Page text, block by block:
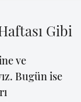
Gibi
ve
Bugün ise